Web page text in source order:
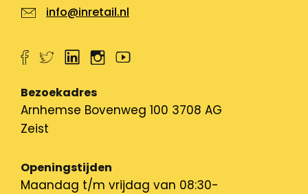
info@inretail.nl
Bezoekadres
Arnhemse Bovenweg 100 3708 AG
Zeist
Openingstijden
Maandag t/m vrijdag van 08:30-